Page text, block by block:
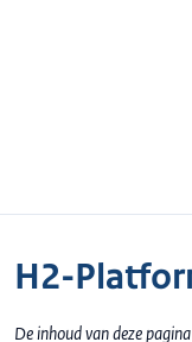
H2-
De inhoud van deze